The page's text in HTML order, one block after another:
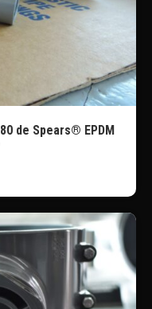
de Spears® EPDM